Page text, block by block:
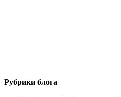
Рубрики блога